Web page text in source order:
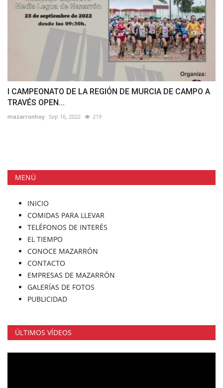
I CAMPEONATO DE LA REGIÓN DE MURCIA DE CAMPO A
TRAVÉS OPEN...
mazarronhoy Sep 16, 2022 219
MENÚ
INICIO
COMIDAS PARA LLEVAR
TELÉFONOS DE INTERÉS
EL TIEMPO
CONOCE MAZARRÓN
CONTACTO
EMPRESAS DE MAZARRÓN
GALERÍAS DE FOTOS
PUBLICIDAD
ÚLTIMOS VÍDEOS